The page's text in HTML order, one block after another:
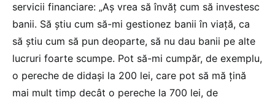
servicii financiare: „Aș vrea să învăț cum să investesc
banii. Să știu cum să-mi gestionez banii în viață, ca
să știu cum să pun deoparte, să nu dau banii pe alte
lucruri foarte scumpe. Pot să-mi cumpăr, de exemplu,
o pereche de didași la 200 lei, care pot să mă țină
mai mult timp decât o pereche la 700 lei, de